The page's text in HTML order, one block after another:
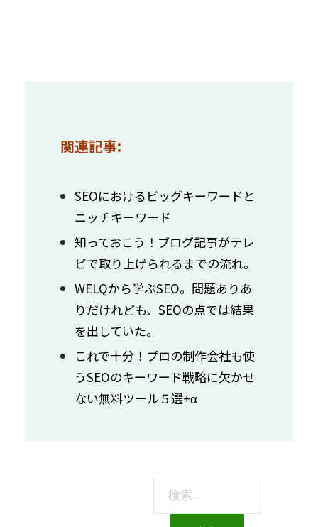
関連記事:
SEOにおけるビッグキーワードと
ニッチキーワード
知っておこう！ブログ記事がテレ
ビで取り上げられるまでの流れ。
WELQから学ぶSEO。問題ありあ
りだけれども、SEOの点では結果
を出していた。
これで十分！プロの制作会社も使
うSEOのキーワード戦略に欠かせ
ない無料ツール５選+α